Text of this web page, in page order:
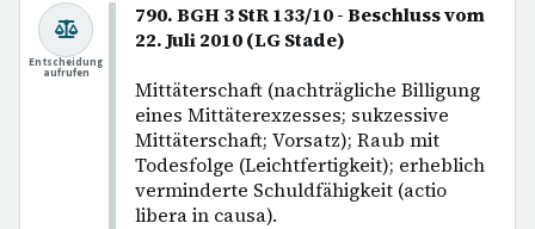
790. BGH 3 StR 133/10 - Beschluss vom
22. Juli 2010 (LG Stade)
Mittäterschaft (nachträgliche Billigung
eines Mittäterexzesses; sukzessive
Mittäterschaft; Vorsatz); Raub mit
Todesfolge (Leichtfertigkeit); erheblich
verminderte Schuldfähigkeit (actio
libera in causa).
Entscheidung
aufrufen